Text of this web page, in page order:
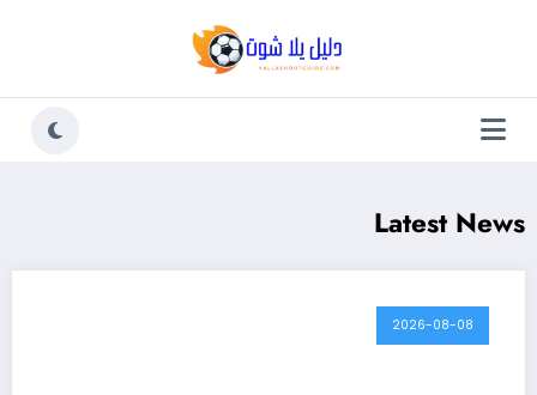
Latest News
2026-08-08